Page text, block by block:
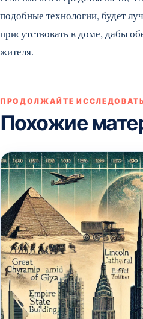
подобные технологии, будет
присутствовать в доме, дабы
жителя.
ПРОДОЛЖАЙТЕ
Похожие